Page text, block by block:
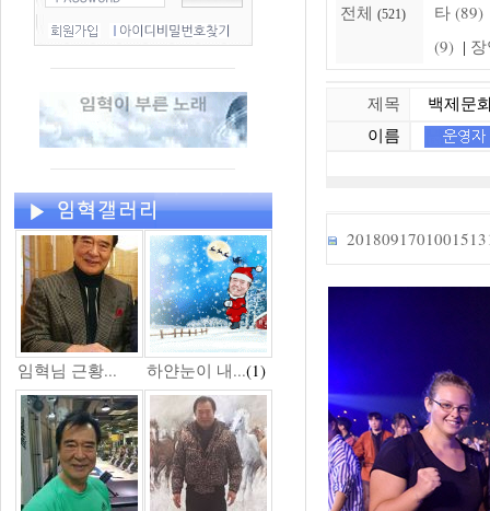
임혁님 근황... 하얀눈이 내...(1)
전체 (521)
타 (89)
(9) |
제목
백제문
이름